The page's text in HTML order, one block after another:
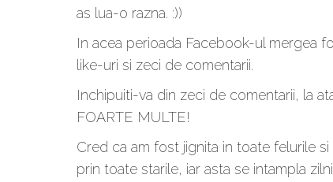
as lua-o razna. :))
In acea perioada Facebook-ul mergea
like-uri si zeci de comentarii.
Inchipuiti-va din zeci de comentarii, la
FOARTE MULTE!
Cred ca am fost jignita in toate felurile
prin toate starile, iar asta se intampla